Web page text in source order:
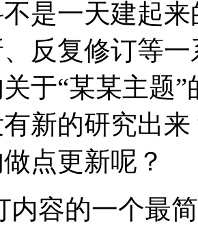
是一天建起
反复修订等
于“某某主题
新的研究出
点更新呢？
内容的一个最